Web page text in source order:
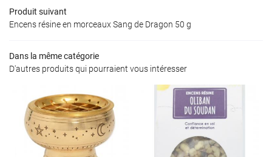
ACTUALITÉS
COMPÉTENCES
CONTACT
Restez
Inscription
Produit suivant
Encens résine en morceaux Sang de Dragon 50 g
Dans la même catégorie
D'autres produits qui pourraient vous intéresser